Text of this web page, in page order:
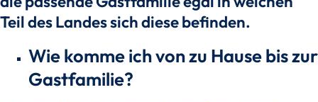
Teil des Landes sich diese befinden.
Wie komme ich von zu Hause bis zur
Gastfamilie?